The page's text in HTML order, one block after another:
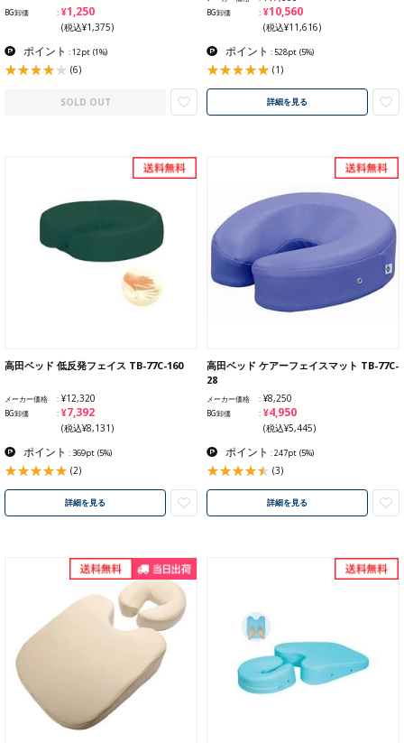
BG卸価 ¥1,250
(税込¥1,375)
ポイント : 12pt (1%)
(6)
SOLD OUT
BG卸価 ¥10,560
(税込¥11,616)
ポイント : 528pt (5%)
(1)
詳細を見る
高田ベッド 低反発フェイス TB-77C-160
メーカー価格 ¥12,320
BG卸価 ¥7,392
(税込¥8,131)
ポイント : 369pt (5%)
(2)
詳細を見る
高田ベッド ケアーフェイスマット TB-77C-
28
メーカー価格 ¥8,250
BG卸価 ¥4,950
(税込¥5,445)
ポイント : 247pt (5%)
(3)
詳細を見る